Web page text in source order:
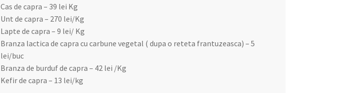
Cas de capra – 39 lei Kg
Unt de capra – 270 lei/Kg
Lapte de capra – 9 lei/ Kg
Branza lactica de capra cu carbune vegetal ( dupa o reteta frantuzeasca) – 5
lei/buc
Branza de burduf de capra – 42 lei /Kg
Kefir de capra – 13 lei/kg